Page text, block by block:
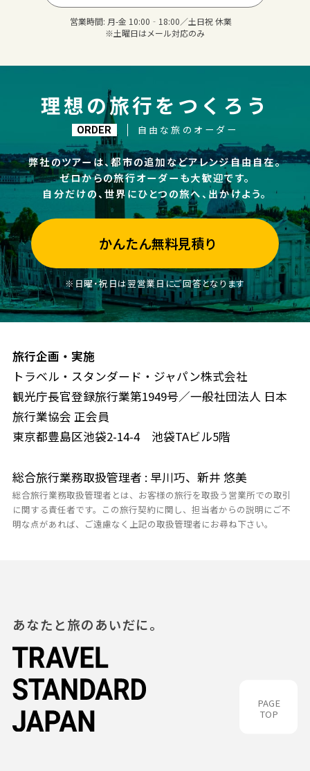
営業時間: 月-金 10:00‐18:00／土日祝 休業
※土曜日はメール対応のみ
理想の旅行をつくろう
ORDER 自由な旅のオーダー
弊社のツアーは、都市の追加などアレンジ自由自在。
ゼロからの旅行オーダーも大歓迎です。
自分だけの、世界にひとつの旅へ、出かけよう。
かんたん無料見積り
※日曜・祝日は翌営業日にご回答となります
旅行企画・実施
トラベル・スタンダード・ジャパン株式会社
観光庁長官登録旅行業第1949号／一般社団法人 日本
旅行業協会 正会員
東京都豊島区池袋2-14-4 池袋TAビル5階
総合旅行業務取扱管理者 : 早川巧、新井 悠美
総合旅行業務取扱管理者とは、お客様の旅行を取扱う営業所での取引
に関する責任者です。この旅行契約に関し、担当者からの説明にご不
明な点があれば、ご遠慮なく上記の取扱管理者にお尋ね下さい。
PAGE
TOP
あなたと旅のあいだに。